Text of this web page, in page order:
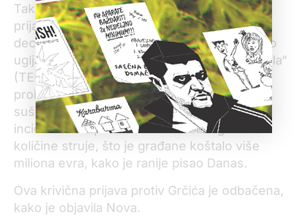
Tako, Ministarstvo energetike podnelo je
prijavu protiv njega zbog dva događaja iz
decembra 2021 – za ubacivanje gline umesto
uglja u bunkere Termoelektrane „Nikola Tesla“
(TENT) što je dovelo do kolapsa u sistemu
proizvodnje, kao i zbog požara u pogonu za
sušenje uglja u Kolubari. Srbija je zbog tog
incidenta bila prinuđena da uvozi ogromne
količine struje, što je građane koštalo više
miliona evra, kako je ranije pisao Danas.
Ova krivična prijava protiv Grčića je odbačena,
kako je objavila Nova.